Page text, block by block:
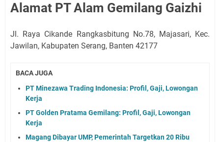
Alamat PT Alam Gemilang Gaizhi
Jl. Raya Cikande Rangkasbitung No.78, Majasari, Kec.
Jawilan, Kabupaten Serang, Banten 42177
BACA JUGA
PT Minezawa Trading Indonesia: Profil, Gaji, Lowongan
Kerja
PT Golden Pratama Gemilang: Profil, Gaji, Lowongan
Kerja
Magang Dibayar UMP, Pemerintah Targetkan 20 Ribu